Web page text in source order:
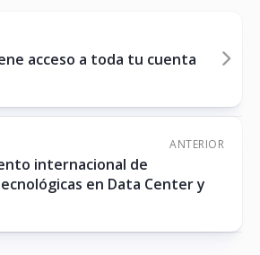
acceso a toda tu cuenta
ANTERIOR
internacional de
en Data Center y